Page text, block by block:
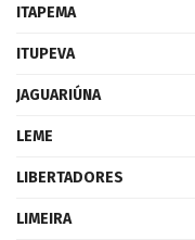
ITAPEMA
ITUPEVA
JAGUARIÚNA
LEME
LIBERTADORES
LIMEIRA